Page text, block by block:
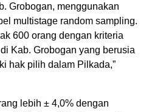
Grobogan, menggunakan
multistage random sampling.
600 orang dengan kriteria
Kab. Grobogan yang berusia
hak pilih dalam Pilkada,”
lebih ± 4,0% dengan